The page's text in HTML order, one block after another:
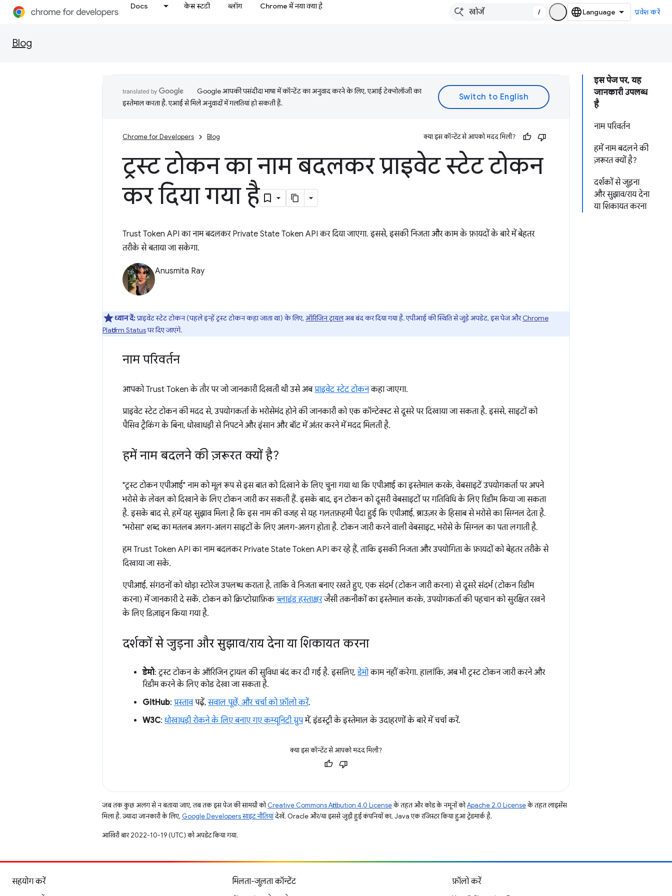
Docs केस स्टडी ब्लॉग Chrome में नया क्या है
/ प्रवेश करें
Blog
इस पेज पर, यह
जानकारी उपलब्ध
है
नाम परिवर्तन
हमें नाम बदलने की
ज़रूरत क्यों है?
दर्शकों से जुड़ना
और सुझाव/राय देना
या शिकायत करना
Google आपकी पसंदीदा भाषा में कॉन्टेंट का अनुवाद करने के लिए, एआई टेक्नोलॉजी का
इस्तेमाल करता है. एआई से मिले अनुवादों में गलतियां हो सकती हैं.
Chrome for Developers Blog क्या इस कॉन्टेंट से आपको मदद मिली?
ट्रस्ट टोकन का नाम बदलकर प्राइवेट स्टेट टोकन
कर दिया गया है
Trust Token API का नाम बदलकर Private State Token API कर दिया जाएगा. इससे, इसकी निजता और काम के फ़ायदों के बारे में बेहतर
तरीके से बताया जा सकेगा.
Anusmita Ray
ध्यान दें:प्राइवेट स्टेट टोकन (पहले इन्हें ट्रस्ट टोकन कहा जाता था) के लिए, ऑरिजिन ट्रायलअब बंद कर दिया गया है. एपीआई की स्थिति से जुड़े अपडेट, इस पेज औरChrome
Platform Statusपर दिए जाएंगे.
नाम परिवर्तन
आपको Trust Token के तौर पर जो जानकारी दिखती थी उसे अबप्राइवेट स्टेट टोकनकहा जाएगा.
प्राइवेट स्टेट टोकन की मदद से, उपयोगकर्ता के भरोसेमंद होने की जानकारी को एक कॉन्टेक्स्ट से दूसरे पर दिखाया जा सकता है. इससे, साइटों को
पैसिव ट्रैकिंग के बिना, धोखाधड़ी से निपटने और इंसान और बॉट में अंतर करने में मदद मिलती है.
हमें नाम बदलने की ज़रूरत क्यों है?
"ट्रस्ट टोकन एपीआई" नाम को मूल रूप से इस बात को दिखाने के लिए चुना गया था कि एपीआई का इस्तेमाल करके, वेबसाइटें उपयोगकर्ता पर अपने
भरोसे के लेवल को दिखाने के लिए टोकन जारी कर सकती हैं. इसके बाद, इन टोकन को दूसरी वेबसाइटों पर गतिविधि के लिए रिडीम किया जा सकता
है. इसके बाद से, हमें यह सुझाव मिला है कि इस नाम की वजह से यह गलतफ़हमी पैदा हुई कि एपीआई, ब्राउज़र के हिसाब से भरोसे का सिग्नल देता है.
"भरोसा" शब्द का मतलब अलग-अलग साइटों के लिए अलग-अलग होता है. टोकन जारी करने वाली वेबसाइट, भरोसे के सिग्नल का पता लगाती है.
हम Trust Token API का नाम बदलकर Private State Token API कर रहे हैं, ताकि इसकी निजता और उपयोगिता के फ़ायदों को बेहतर तरीके से
दिखाया जा सके.
एपीआई, संगठनों को थोड़ा स्टोरेज उपलब्ध कराता है, ताकि वे निजता बनाए रखते हुए, एक संदर्भ (टोकन जारी करना) से दूसरे संदर्भ (टोकन रिडीम
करना) में जानकारी दे सकें. टोकन को क्रिप्टोग्राफ़िकब्लाइंड हस्ताक्षरजैसी तकनीकों का इस्तेमाल करके, उपयोगकर्ता की पहचान को सुरक्षित रखने
के लिए डिज़ाइन किया गया है.
दर्शकों से जुड़ना और सुझाव/राय देना या शिकायत करना
डेमो: ट्रस्ट टोकन के ऑरिजिन ट्रायल की सुविधा बंद कर दी गई है. इसलिए,डेमोकाम नहीं करेगा. हालांकि, अब भी ट्रस्ट टोकन जारी करने और
रिडीम करने के लिए कोड देखा जा सकता है.
GitHub: प्रस्तावपढ़ें,सवाल पूछें, और चर्चा को फ़ॉलो करें.
W3C: धोखाधड़ी रोकने के लिए बनाए गए कम्यूनिटी ग्रुपमें, इंडस्ट्री के इस्तेमाल के उदाहरणों के बारे में चर्चा करें.
क्या इस कॉन्टेंट से आपको मदद मिली?
जब तक कुछ अलग से न बताया जाए, तब तक इस पेज की सामग्री कोCreative Commons Attribution 4.0 Licenseके तहत और कोड के नमूनों कोApache 2.0 Licenseके तहत लाइसेंस
मिला है. ज़्यादा जानकारी के लिए, Google Developers साइट नीतियांदेखें. Oracle और/या इससे जुड़ी हुई कंपनियों का, Java एक रजिस्टर किया हुआ ट्रेडमार्क है.
आखिरी बार 2022-10-19 (UTC) को अपडेट किया गया.
सहयोग करें मिलता-जुलता कॉन्टेंट फ़ॉलो करें